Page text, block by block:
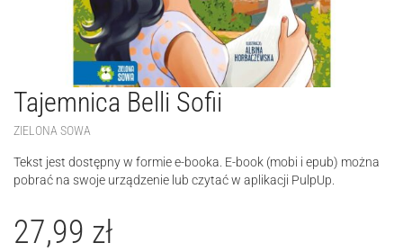
Tajemnica Belli Sofii
ZIELONA SOWA
Tekst jest dostępny w formie e-booka. E-book (mobi i epub) można
pobrać na swoje urządzenie lub czytać w aplikacji PulpUp.
27,99 zł